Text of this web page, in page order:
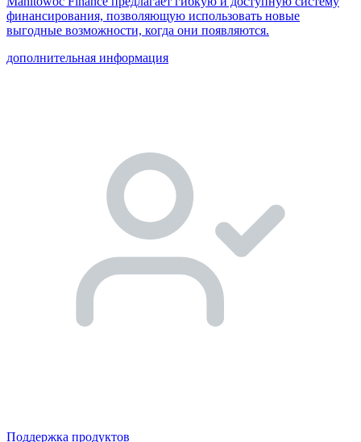
финансирования, позволяющую использовать новые
выгодные возможности, когда они появляются.
дополнительная информация
Поддержка продуктов